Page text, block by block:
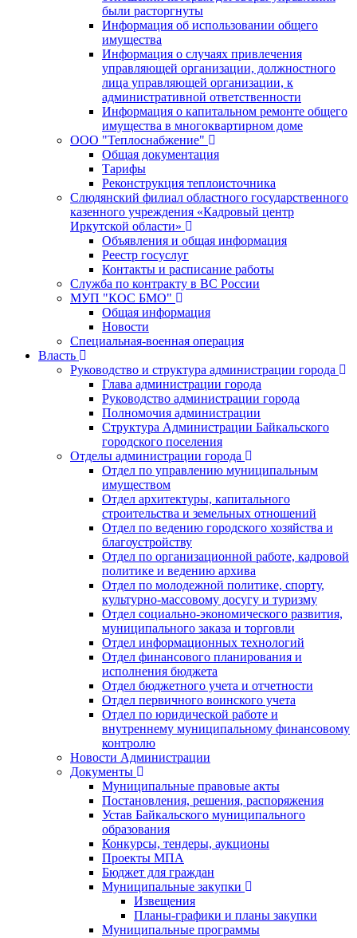
были расторгнуты
Информация об использовании общего
имущества
Информация о случаях привлечения
управляющей организации, должностного
лица управляющей организации, к
административной ответственности
Информация о капитальном ремонте общего
имущества в многоквартирном доме
ООО "Теплоснабжение"
Общая документация
Тарифы
Реконструкция теплоисточника
Слюдянский филиал областного государственного
казенного учреждения «Кадровый центр
Иркутской области»
Объявления и общая информация
Реестр госуслуг
Контакты и расписание работы
Служба по контракту в ВС России
МУП "КОС БМО"
Общая информация
Новости
Специальная-военная операция
Власть
Руководство и структура администрации города
Глава администрации города
Руководство администрации города
Полномочия администрации
Структура Администрации Байкальского
городского поселения
Отделы администрации города
Отдел по управлению муниципальным
имуществом
Отдел архитектуры, капитального
строительства и земельных отношений
Отдел по ведению городского хозяйства и
благоустройству
Отдел по организационной работе, кадровой
политике и ведению архива
Отдел по молодежной политике, спорту,
культурно-массовому досугу и туризму
Отдел социально-экономического развития,
муниципального заказа и торговли
Отдел информационных технологий
Отдел финансового планирования и
исполнения бюджета
Отдел бюджетного учета и отчетности
Отдел первичного воинского учета
Отдел по юридической работе и
внутреннему муниципальному финансовому
контролю
Новости Администрации
Документы
Муниципальные правовые акты
Постановления, решения, распоряжения
Устав Байкальского муниципального
образования
Конкурсы, тендеры, аукционы
Проекты МПА
Бюджет для граждан
Муниципальные закупки
Извещения
Планы-графики и планы закупки
Муниципальные программы